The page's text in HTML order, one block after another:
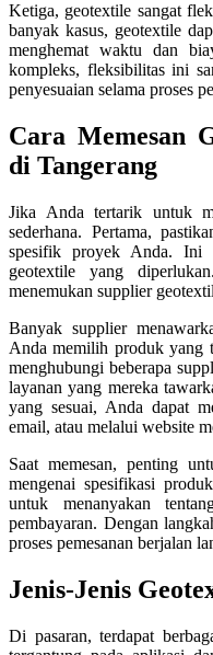
Ketiga, geotextile sangat
banyak kasus, geotextile
menghemat waktu dan
kompleks, fleksibilitas ini
penyesuaian selama proses
Cara Memesan
di Tangerang
Jika Anda tertarik untuk
sederhana. Pertama,
spesifik proyek Anda. Ini
geotextile yang
menemukan supplier
Banyak supplier
Anda memilih produk yang
menghubungi beberapa
layanan yang mereka
yang sesuai, Anda dapat
email, atau melalui website
Saat memesan, penting
mengenai spesifikasi
untuk menanyakan
pembayaran. Dengan
proses pemesanan berjalan
Jenis-Jenis
Di pasaran, terdapat